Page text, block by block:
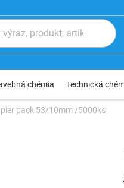
chémia Technická
pack 53/10mm /5000ks